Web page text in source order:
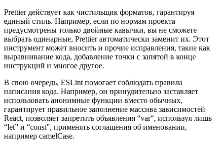
Prettier действует как чистильщик форматов, гарантируя
единый стиль. Например, если по нормам проекта
предусмотрены только двойные кавычки, вы не сможете
выбрать одинарные, Prettier автоматически заменит их. Этот
инструмент может вносить и прочие исправления, такие как
выравнивание кода, добавление точки с запятой в конце
инструкций и многое другое.
В свою очередь, ESLint помогает соблюдать правила
написания кода. Например, он принудительно заставляет
использовать анонимные функции вместо обычных,
гарантирует правильное заполнение массива зависимостей
React, позволяет запретить объявления “var“, используя лишь
“let” и “const”, применять соглашения об именовании,
например camelCase.